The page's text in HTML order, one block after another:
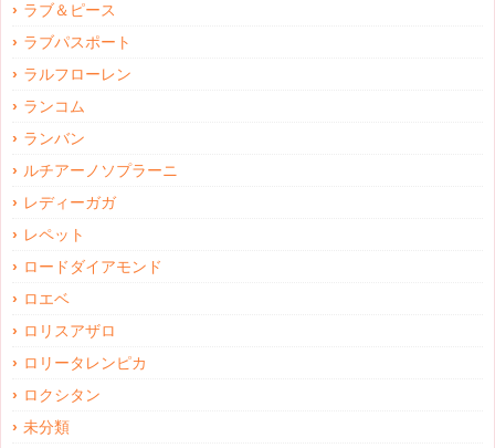
ラブ＆ピース
ラブパスポート
ラルフローレン
ランコム
ランバン
ルチアーノソプラーニ
レディーガガ
レペット
ロードダイアモンド
ロエベ
ロリスアザロ
ロリータレンピカ
ロクシタン
未分類